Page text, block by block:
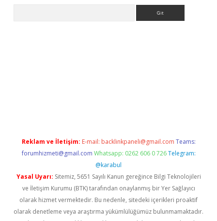
Reklam ve İletişim: E-mail: backlinkpaneli@gmail.com Teams:
forumhizmeti@gmail.com Whatsapp: 0262 606 0 726 Telegram:
@karabul
Yasal Uyarı: Sitemiz, 5651 Sayılı Kanun gereğince Bilgi Teknolojileri
ve İletişim Kurumu (BTK) tarafından onaylanmış bir Yer Sağlayıcı
olarak hizmet vermektedir. Bu nedenle, sitedeki içerikleri proaktif
olarak denetleme veya araştırma yükümlülüğümüz bulunmamaktadır.